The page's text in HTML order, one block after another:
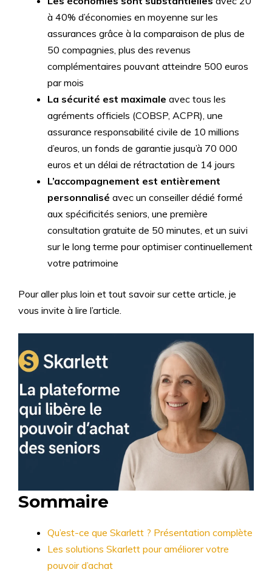
à 40% d’économies en moyenne sur les
assurances grâce à la comparaison de plus de
50 compagnies, plus des revenus
complémentaires pouvant atteindre 500 euros
par mois
La sécurité est maximale avec tous les
agréments officiels (COBSP, ACPR), une
assurance responsabilité civile de 10 millions
d’euros, un fonds de garantie jusqu’à 70 000
euros et un délai de rétractation de 14 jours
L’accompagnement est entièrement
personnalisé avec un conseiller dédié formé
aux spécificités seniors, une première
consultation gratuite de 50 minutes, et un suivi
sur le long terme pour optimiser continuellement
votre patrimoine
Pour aller plus loin et tout savoir sur cette article, je
vous invite à lire l’article.
Sommaire
Qu’est-ce que Skarlett ? Présentation complète
Les solutions Skarlett pour améliorer votre
pouvoir d’achat